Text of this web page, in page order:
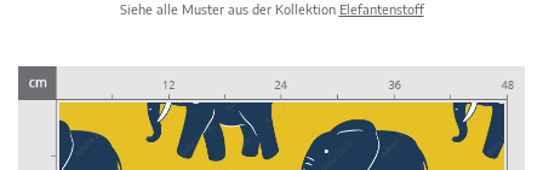
Siehe alle Muster aus der Kollektion Elefantenstoff